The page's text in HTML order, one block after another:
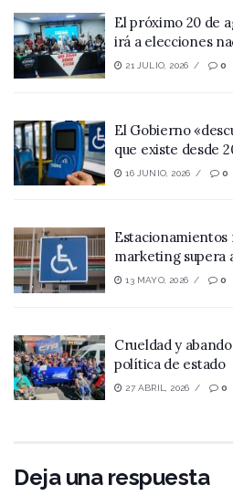
El próximo 20 de
irá a elecciones
21 JULIO, 2026 0
El Gobierno
que existe desde
16 JUNIO, 2026 0
Estacionamientos
marketing supera
13 MAYO, 2026 0
Crueldad y
política de estado
27 ABRIL, 2026 0
Deja una respuesta